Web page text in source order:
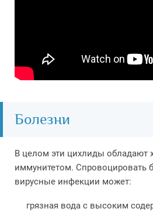
Болезни
В целом эти цихлиды обладают
иммунитетом. Спровоцировать
вирусные инфекции может:
грязная вода с высоким